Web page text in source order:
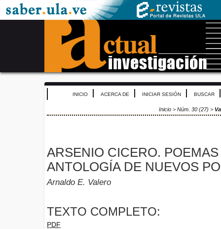
INICIO ACERCA DE INICIAR SESIÓN BUSCAR
Inicio > Núm. 30 (27) >
ARSENIO CICERO.
ANTOLOGÍA DE NUEVOS
Arnaldo E. Valero
TEXTO COMPLETO:
PDF